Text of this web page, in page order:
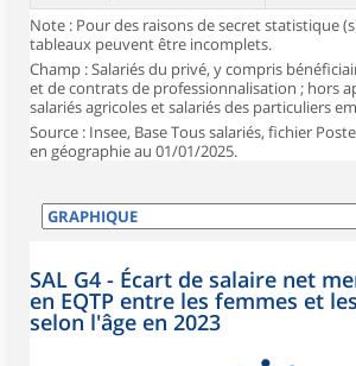
Note : Pour des raisons de secret statistique
tableaux peuvent être incomplets.
Champ : Salariés du privé, y compris
et de contrats de professionnalisation ; hors
salariés agricoles et salariés des particuliers
Source : Insee, Base Tous salariés, fichier
en géographie au 01/01/2025.
SAL G4 - Écart de salaire net
en EQTP entre les femmes et
selon l'âge en 2023